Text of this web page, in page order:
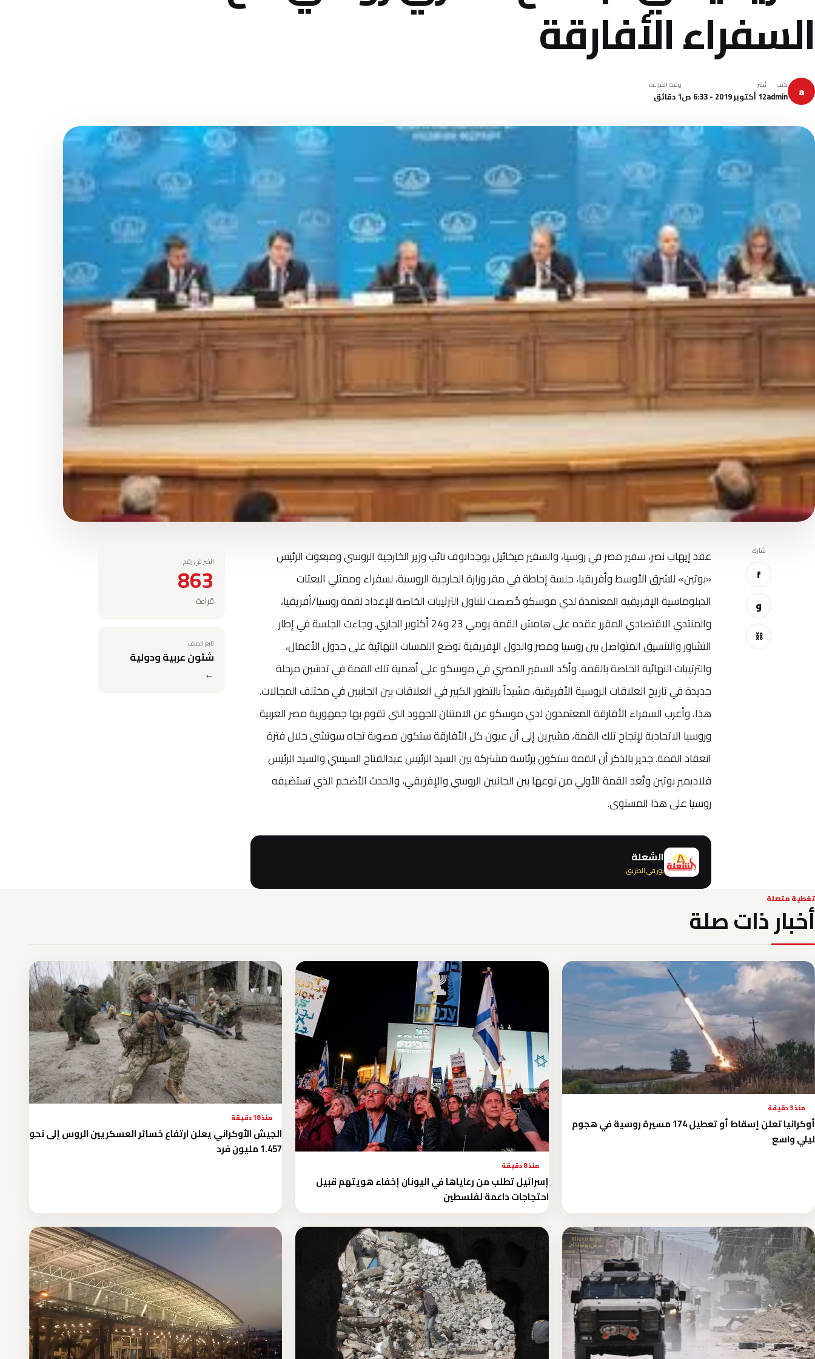
السفراء الأفارقة
a كتب
admin
نُشر
12 أكتوبر 2019 - 6:33 ص
وقت القراءة
1 دقائق
شارك
f
و
⛓
عقد إيهاب نصر، سفيرمصرفي روسيا، والسفير ميخائيل بوجدانوف نائب وزير الخارجية الروسي ومبعوث الرئيس
«بوتين» للشرق الأوسط وأفريقيا، جلسة إحاطة في مقر وزارة الخارجية الروسية، لسفراء وممثلي البعثات
الدبلوماسية الإفريقية المعتمدة لدي موسكو خُصصت لتناول الترتيبات الخاصة للإعداد لقمة روسيا/أفريقيا،
والمنتدي الاقتصادي المقرر عقده على هامش القمة يومي 23 و24 أكتوبر الجاري. وجاءت الجلسة في إطار
التشاور والتنسيق المتواصل بين روسيا ومصر والدول الإفريقية لوضع اللمسات النهائية على جدول الأعمال،
والترتيبات النهائية الخاصة بالقمة. وأكد السفير المصري في موسكو على أهمية تلك القمة في تدشين مرحلة
جديدة في تاريخ العلاقات الروسية الأفريقية، مشيداً بالتطور الكبير في العلاقات بين الجانبين في مختلف المجالات.
هذا، وأعرب السفراء الأفارقة المعتمدون لدي موسكو عن الامتنان للجهود التي تقوم بها جمهورية مصر العربية
وروسيا الاتحادية لإنجاح تلك القمة، مشيرين إلى أن عيون كل الأفارقة ستكون مصوبة تجاه سوتشي خلال فترة
انعقاد القمة. جدير بالذكر أن القمة ستكون برئاسة مشتركة بين السيد الرئيس عبدالفتاح السيسي والسيد الرئيس
فلاديمير بوتين وتُعد القمة الأولي من نوعها بين الجانبين الروسي والإفريقي، والحدث الأضخم الذي تستضيفه
روسيا على هذا المستوى.
الشعلة
نور في الطريق
الخبر في رقم
863
قراءة
تابع الملف
شئون عربية ودولية
←
تغطية متصلة
أخبار ذات صلة
منذ 3 دقيقة
أوكرانيا تعلن إسقاط أو تعطيل 174 مسيرة روسية في هجوم
ليلي واسع
منذ 8 دقيقة
إسرائيل تطلب من رعاياها في اليونان إخفاء هويتهم قبيل
احتجاجات داعمة لفلسطين
منذ 18 دقيقة
الجيش الأوكراني يعلن ارتفاع خسائر العسكريين الروس إلى نحو
1.457 مليون فرد